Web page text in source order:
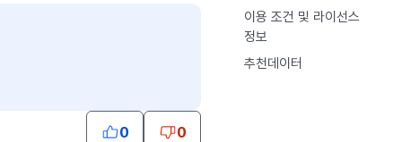
0 0
이용 조건 및 라이선스
정보
추천데이터